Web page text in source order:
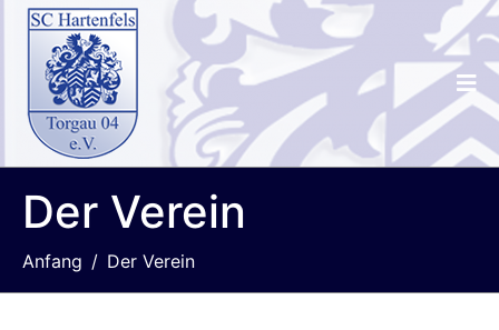
Der Verein
Anfang Der Verein